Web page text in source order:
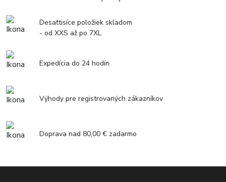
Desaťtisíce položiek skladom
- od XXS až po 7XL
Expedícia do 24 hodín
Výhody pre registrovaných zákazníkov
Doprava nad 80,00 € zadarmo